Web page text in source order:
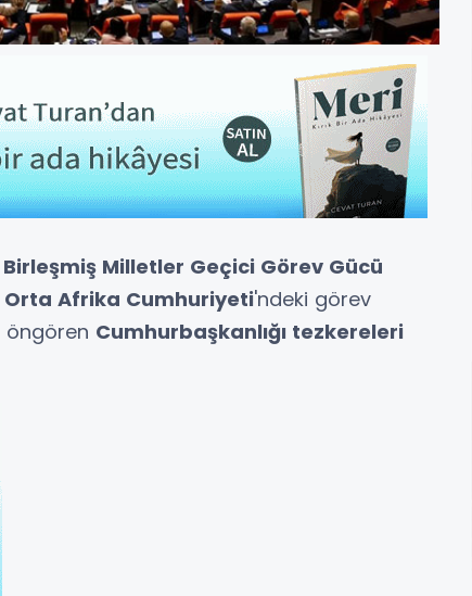
Birleşmiş Milletler Geçici Görev Gücü
Orta Afrika Cumhuriyeti'ndeki görev
öngören Cumhurbaşkanlığı tezkereleri